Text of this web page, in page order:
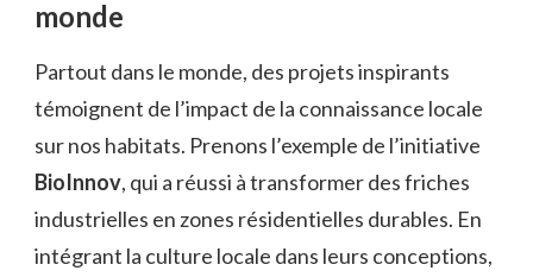
monde
Partout dans le monde, des projets inspirants
témoignent de l’impact de la connaissance locale
sur nos habitats. Prenons l’exemple de l’initiative
BioInnov, qui a réussi à transformer des friches
industrielles en zones résidentielles durables. En
intégrant la culture locale dans leurs conceptions,